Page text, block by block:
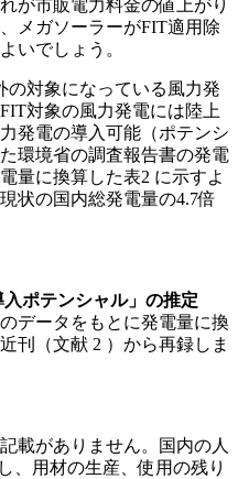
が市販電力料金の値上がり
メガソーラーがFIT適用除
いでしょう。
の対象になっている風力発
対象の風力発電には陸上
発電の導入可能（ポテンシ
環境省の調査報告書の発電
量に換算した表2 に示すよ
状の国内総発電量の4.7倍
ポテンシャル」の推定
データをもとに発電量に換
刊（文献 2 ）から再録しま
載がありません。国内の人
、用材の生産、使用の残り